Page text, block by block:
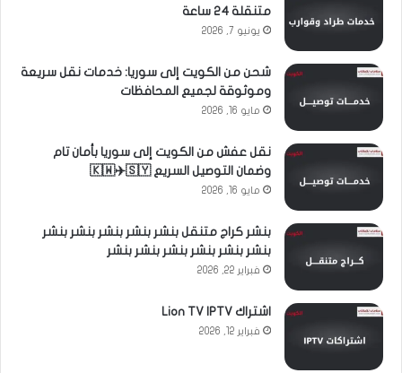
متنقلة 24 ساعة
يونيو 7, 2026
شحن من الكويت إلى سوريا: خدمات نقل سريعة
وموثوقة لجميع المحافظات
مايو 16, 2026
نقل عفش من الكويت إلى سوريا بأمان تام
وضمان التوصيل السريع 🇰🇼✈️🇸🇾
مايو 16, 2026
بنشر كراج متنقل بنشر بنشر بنشر بنشر بنشر
بنشر بنشر بنشر بنشر بنشر بنشر
فبراير 22, 2026
اشتراك Lion TV IPTV
فبراير 12, 2026